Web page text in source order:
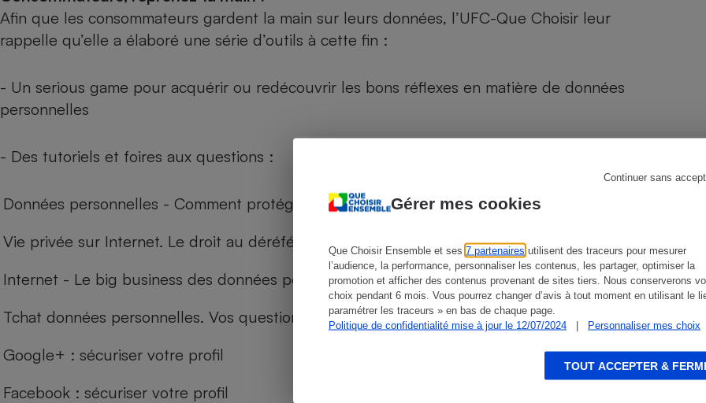
Gérer mes cookies
Que Choisir Ensemble et ses 7 partenaires utilisent des traceurs pour mesurer
l’audience, la performance, personnaliser les contenus, les partager, optimiser la
promotion et afficher des contenus provenant de sites tiers. Nous conserverons
choix pendant 6 mois. Vous pourrez changer d’avis à tout moment en utilisant le
paramétrer les traceurs » en bas de chaque page.
Politique de confidentialité mise à jour le 12/07/2024
| Personnaliser mes choix
Continuer sans
TOUT ACCEPTER &
Afin que les consommateurs gardent la main sur leurs données, l’UFC-Que Choisir leur
rappelle qu’elle a élaboré une série d’outils à cette fin :
- Un serious game pour acquérir ou redécouvrir les bons réflexes en matière de données
personnelles
- Des tutoriels et foires aux questions :
Données personnelles - Comment protéger sa vie privée
Vie privée sur Internet. Le droit au déréférencement
Internet - Le big business des données personnelles
Tchat données personnelles. Vos questions, nos réponses
Google+ : sécuriser votre profil
Facebook : sécuriser votre profil
Robot ménager